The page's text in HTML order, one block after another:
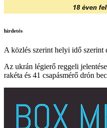
hirdetés
A közlés szerint helyi idő szerint
Az ukrán légierő reggeli
rakéta és 41 csapásmérő drón